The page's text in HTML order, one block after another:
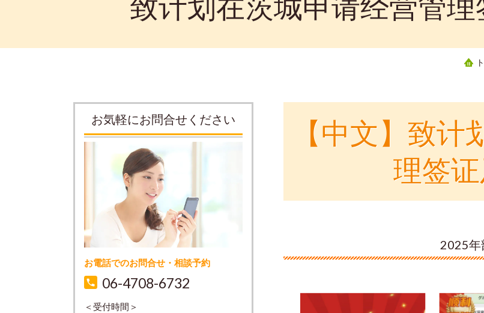
【中文】致
理签
2025年
お気軽にお問合せください
お電話でのお問合せ・相談予約
06-4708-6732
＜受付時間＞